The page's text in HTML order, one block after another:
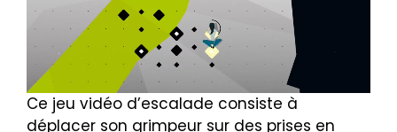
Ce jeu vidéo d’escalade consiste à
déplacer son grimpeur sur des prises en